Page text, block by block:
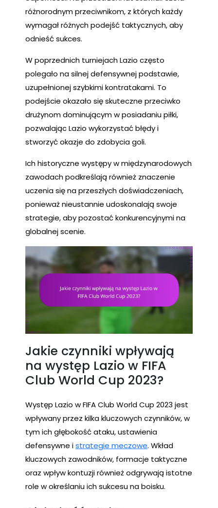
różnorodnym przeciwnikom, z których każdy
wymagał różnych podejść taktycznych, aby
odnieść sukces.
W poprzednich turniejach Lazio często
polegało na silnej defensywnej podstawie,
uzupełnionej szybkimi kontratakami. To
podejście okazało się skuteczne przeciwko
drużynom dominującym w posiadaniu piłki,
pozwalając Lazio wykorzystać błędy i
stworzyć okazje do zdobycia goli.
Ich historyczne występy w międzynarodowych
zawodach podkreślają również znaczenie
uczenia się na przeszłych doświadczeniach,
ponieważ nieustannie udoskonalają swoje
strategie, aby pozostać konkurencyjnymi na
globalnej scenie.
Jakie czynniki wpływają
na występ Lazio w FIFA
Club World Cup 2023?
Występ Lazio w FIFA Club World Cup 2023 jest
wpływany przez kilka kluczowych czynników, w
tym ich głębokość ataku, ustawienia
defensywne istrategie meczowe. Wkład
kluczowych zawodników, formacje taktyczne
oraz wpływ kontuzji również odgrywają istotne
role w określaniu ich sukcesu na boisku.